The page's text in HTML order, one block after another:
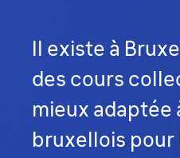
Il existe à
des cours
mieux adaptée
bruxellois pour